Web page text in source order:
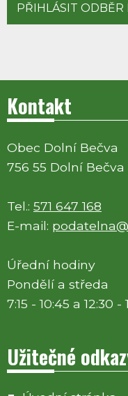
PŘIHLÁSIT ODBĚR
Kontakt
Obec Dolní Bečva
756 55 Dolní Bečva
Tel.: 571 647 168
E-mail:
Úřední hodiny
Pondělí a středa
7:15 - 10:45 a 12:30 -
Užitečné